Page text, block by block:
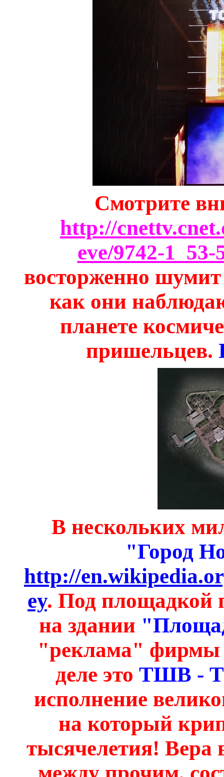
Смотрите
http://
eve/9742-
восторженно шумит
как они
планете
пришельцев.
В нескольких
"Город
http://
ey. Под площадкой
на здании
"реклама"
деле это ТШВ -
исполнение
на который
тысячелетия! Вера